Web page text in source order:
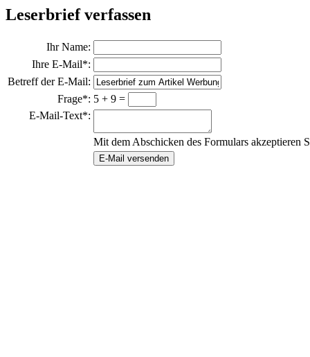
Leserbrief verfassen
Ihr Name:
Ihre E-Mail*:
Betreff der E-Mail:
Frage*: 5 + 9 =
E-Mail-Text*:
Mit dem Abschicken des Formulars akzeptieren
E-Mail versenden